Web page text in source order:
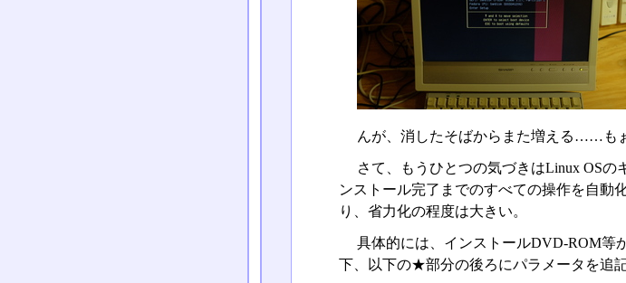
んが、消したそばからまた増える……も
さて、もうひとつの気づきはLinux OS
ンストール完了までのすべての操作を自動
り、省力化の程度は大きい。
具体的には、インストールDVD-ROM等
下、以下の★部分の後ろにパラメータを追